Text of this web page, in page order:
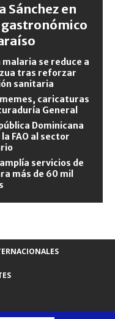
Sánchez en
se reduce a
tras reforzar
sanitaria
caricaturas
General
Dominicana
FAO al sector
servicios de
más de 60 mil